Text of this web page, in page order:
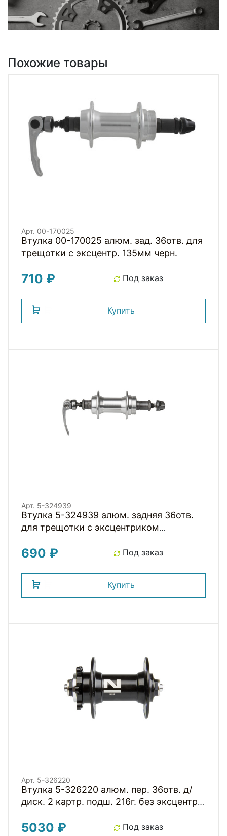
Похожие товары
Арт. 00-170025
Втулка 00-170025 алюм. зад. 36отв. для
трещотки с эксцентр. 135мм черн.
710 ₽ Под заказ
Купить
Арт. 5-324939
Втулка 5-324939 алюм. задняя 36отв.
для трещотки с эксцентриком
690 ₽ Под заказ
Купить
Арт. 5-326220
Втулка 5-326220 алюм. пер. 36отв. д/
диск. 2 картр. подш. 216г. без эксцентр.
5030 ₽ Под заказ